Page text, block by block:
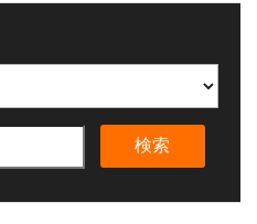
検索